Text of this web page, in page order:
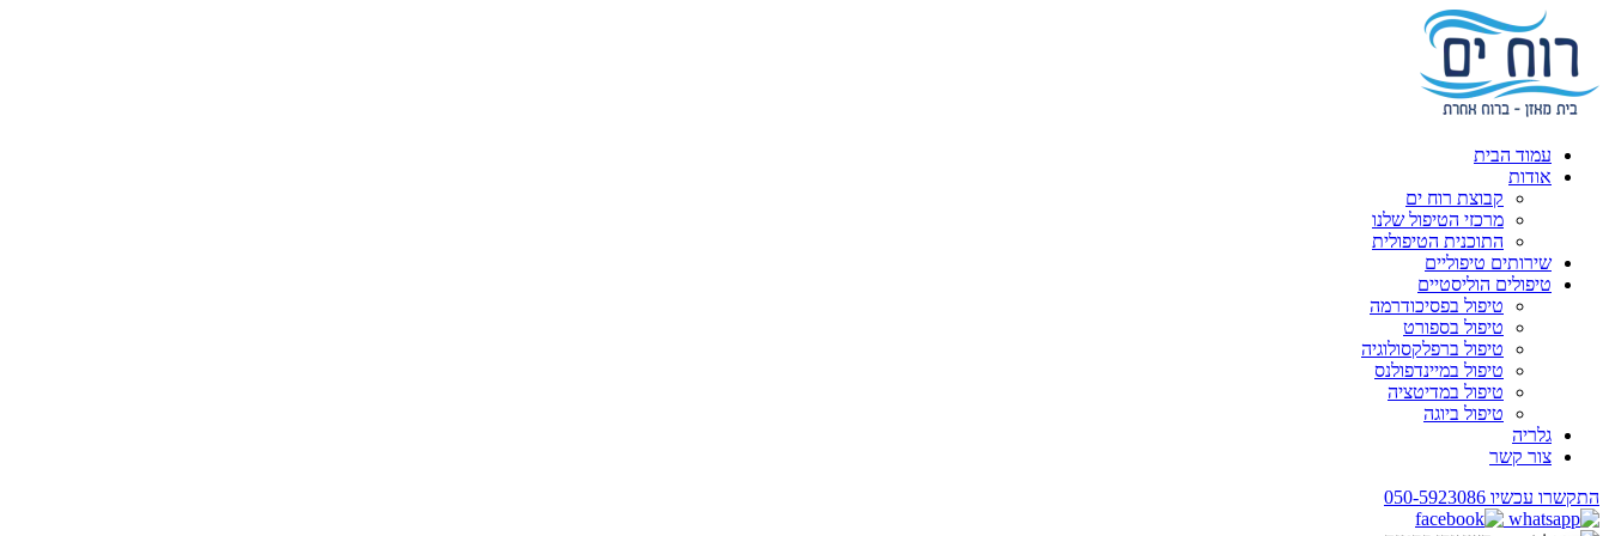
עמוד הבית
אודות
קבוצת רוח ים
מרכזי הטיפול שלנו
התוכנית הטיפולית
שירותים טיפוליים
טיפולים הוליסטיים
טיפול בפסיכודרמה
טיפול בספורט
טיפול ברפלקסולוגיה
טיפול במיינדפולנס
טיפול במדיטציה
טיפול ביוגה
גלריה
צור קשר
התקשרו עכשיו 050-5923086